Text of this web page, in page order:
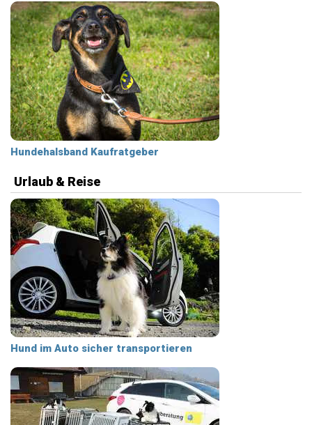
Hundehalsband Kaufratgeber
Urlaub & Reise
Hund im Auto sicher transportieren